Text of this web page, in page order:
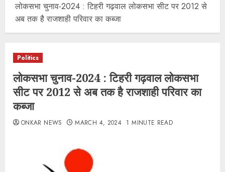
लोकसभा चुनाव-2024 : टिहरी गढ़वाल लोकसभा सीट पर 2012 से
अब तक है राजशाही परिवार का कब्जा
Politics
लोकसभा चुनाव-2024 : टिहरी गढ़वाल लोकसभा
सीट पर 2012 से अब तक है राजशाही परिवार का
कब्जा
ONKAR NEWS MARCH 4, 2024 1 MINUTE READ